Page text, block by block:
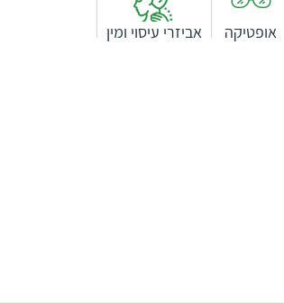
אופטיקה אביזרי עיסוי ומין